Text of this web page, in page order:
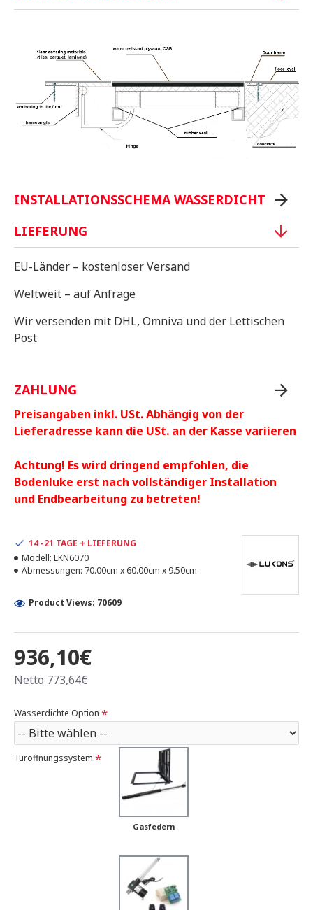
INSTALLATIONSSCHEMA WASSERDICHT
LIEFERUNG
EU-Länder – kostenloser Versand
Weltweit – auf Anfrage
Wir versenden mit DHL, Omniva und der Lettischen
Post
ZAHLUNG
Preisangaben inkl. USt. Abhängig von der
Lieferadresse kann die USt. an der Kasse variieren
Achtung! Es wird dringend empfohlen, die
Bodenluke erst nach vollständiger Installation
und Endbearbeitung zu betreten!
936,10€
Netto 773,64€
14 -21 TAGE + LIEFERUNG
Modell: LKN6070
Abmessungen: 70.00cm x 60.00cm x 9.50cm
Product Views: 70609
Wasserdichte Option
Türöffnungssystem
Gasfedern